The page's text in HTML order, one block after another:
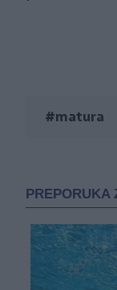
#matura